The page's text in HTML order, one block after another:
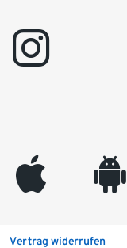
instagram
appleinc android
Vertrag widerrufen